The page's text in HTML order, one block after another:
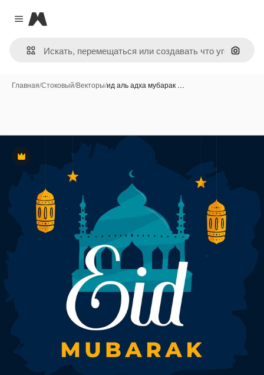
Close menu
Magnific
Поиск
Главная/Стоковый/Векторы/ид аль адха мубарак …
Премиум